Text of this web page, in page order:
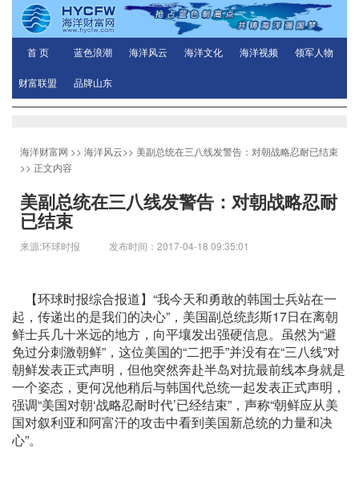
首 页 蓝色浪潮 海洋风云 海洋文化 海洋视频 领军人物
财富联盟 品牌山东
海洋财富网 >> 海洋风云>> 美副总统在三八线发警告：对朝战略忍耐已结束
>> 正文内容
美副总统在三八线发警告：对朝战略忍耐
已结束
来源:环球时报 发布时间：2017-04-18 09:35:01
【环球时报综合报道】“我今天和勇敢的韩国士兵站在一
起，传递出的是我们的决心”，美国副总统彭斯17日在离朝
鲜士兵几十米远的地方，向平壤发出强硬信息。虽然为“避
免过分刺激朝鲜”，这位美国的“二把手”并没有在“三八线”对
朝鲜发表正式声明，但他突然奔赴半岛对抗最前线本身就是
一个姿态，更何况他稍后与韩国代总统一起发表正式声明，
强调“美国对朝‘战略忍耐时代’已经结束”，声称“朝鲜应从美
国对叙利亚和阿富汗的攻击中看到美国新总统的力量和决
心”。